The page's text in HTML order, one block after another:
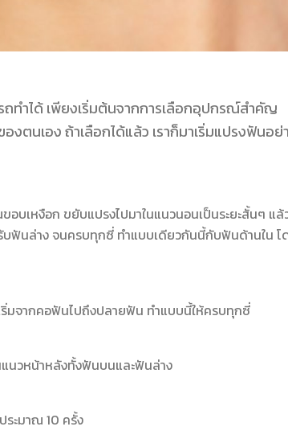
ทำได้ เพียงเริ่มต้นจากการเลือกอุปกรณ์สำคัญ
ตนเอง ถ้าเลือกได้แล้ว เราก็มาเริ่มแปรงฟันอย่
บเหงือก ขยับแปรงไปมาในแนวนอนเป็นระยะสั้นๆ แล้
ฟันล่าง จนครบทุกซี่ ทำแบบเดียวกันนี้กับฟันด้านใน โ
มจากคอฟันไปถึงปลายฟัน ทำแบบนี้ให้ครบทุกซี่
นวหน้าหลังทั้งฟันบนและฟันล่าง
ะมาณ 10 ครั้ง